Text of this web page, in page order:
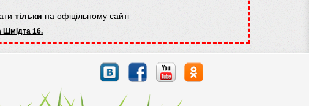
тільки на офіцільному сайті
Шмідта 16.